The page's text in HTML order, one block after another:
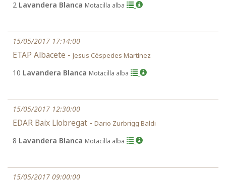
2 Lavandera Blanca Motacilla alba
15/05/2017 17:14:00
ETAP Albacete - Jesus Céspedes Martínez
10 Lavandera Blanca Motacilla alba
15/05/2017 12:30:00
EDAR Baix Llobregat - Dario Zurbrigg Baldi
8 Lavandera Blanca Motacilla alba
15/05/2017 09:00:00